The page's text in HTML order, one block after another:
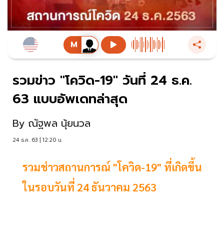
รวมข่าว "โควิด-19" วันที่ 24 ธ.ค.
63 แบบอัพเดทล่าสุด
By ณัฐพล นุ้ยนวล
24 ธ.ค. 63 | 12:20 น.
รวมช่าวสถานการณ์ "โควิด-19" ที่เกิดขึ้น
ในรอบวันที่ 24 ธันวาคม 2563